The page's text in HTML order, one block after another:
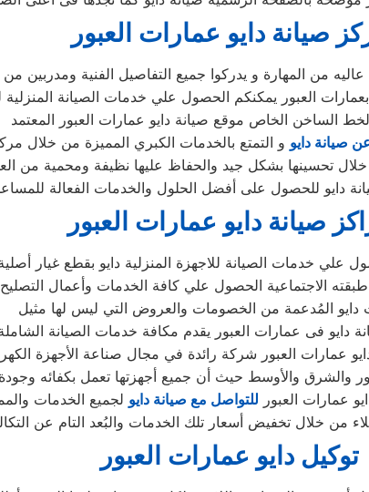
صيانة دايو عمارات العبور
من المهارة و يدركوا جميع التفاصيل الفنية ومدربين من
العبور يمكنكم الحصول علي خدمات الصيانة المنزلية
الساخن الخاص موقع صيانة دايو عمارات العبور المعتمد
صيانة دايو
صيانة دايو عمارات العبور
الاجتماعية الحصول علي كافة الخدمات وأعمال التصليح
دايو فى عمارات العبور يقدم مكافة خدمات الصيانة
عمارات العبور شركة رائدة في مجال صناعة الأجهزة
والشرق والأوسط حيث أن جميع أجهزتها تعمل بكفائه وجودة
عمارات العبور للتواصل مع صيانة دايو لجميع الخدمات
توكيل دايو عمارات العبور